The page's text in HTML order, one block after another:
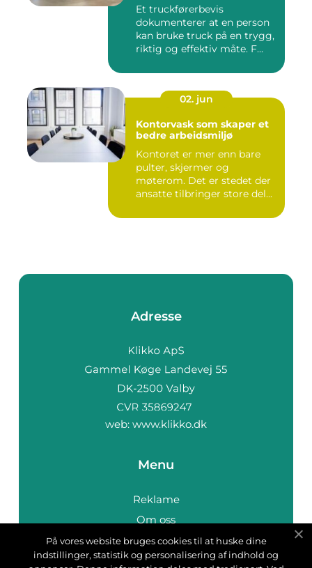
Et truckførerbevis
dokumenterer at en person
kan bruke truck på en trygg,
riktig og effektiv måte. F...
02. jun
Kontorvask som skaper et
bedre arbeidsmiljø
Kontoret er mer enn bare
pulter, skjermer og
møterom. Det er stedet der
ansatte tilbringer store del...
Adresse
web: www.klikko.dk
Menu
Reklame
Om oss
Cookies
Kontakt Oss
På vores website bruges cookies til at huske dine
indstillinger, statistik og personalisering af indhold og